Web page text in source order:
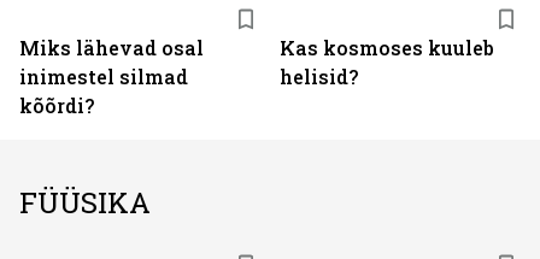
Miks lähevad osal
inimestel silmad
kõõrdi?
Kas kosmoses kuuleb
helisid?
FÜÜSIKA